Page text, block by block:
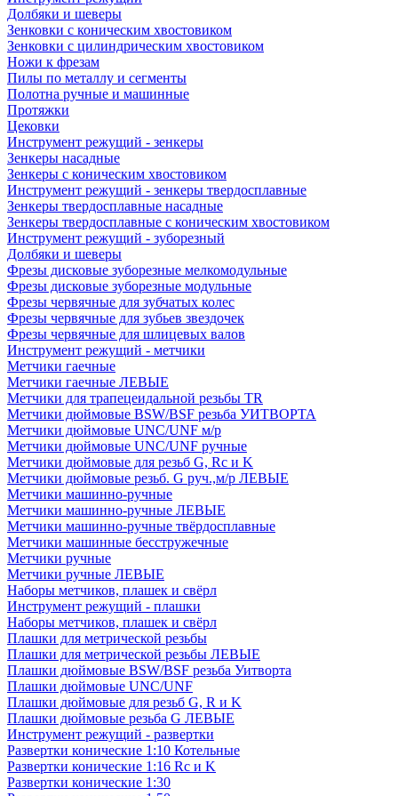
Долбяки и шеверы
Зенковки с коническим хвостовиком
Зенковки с цилиндрическим хвостовиком
Ножи к фрезам
Пилы по металлу и сегменты
Полотна ручные и машинные
Протяжки
Цековки
Инструмент режущий - зенкеры
Зенкеры насадные
Зенкеры с коническим хвостовиком
Инструмент режущий - зенкеры твердосплавные
Зенкеры твердосплавные насадные
Зенкеры твердосплавные с коническим хвостовиком
Инструмент режущий - зуборезный
Долбяки и шеверы
Фрезы дисковые зуборезные мелкомодульные
Фрезы дисковые зуборезные модульные
Фрезы червячные для зубчатых колес
Фрезы червячные для зубьев звездочек
Фрезы червячные для шлицевых валов
Инструмент режущий - метчики
Метчики гаечные
Метчики гаечные ЛЕВЫЕ
Метчики для трапецеидальной резьбы TR
Метчики дюймовые BSW/BSF резьба УИТВОРТА
Метчики дюймовые UNC/UNF м/р
Метчики дюймовые UNC/UNF ручные
Метчики дюймовые для резьб G, Rc и K
Метчики дюймовые резьб. G руч.,м/р ЛЕВЫЕ
Метчики машинно-ручные
Метчики машинно-ручные ЛЕВЫЕ
Метчики машинно-ручные твёрдосплавные
Метчики машинные бесстружечные
Метчики ручные
Метчики ручные ЛЕВЫЕ
Наборы метчиков, плашек и свёрл
Инструмент режущий - плашки
Наборы метчиков, плашек и свёрл
Плашки для метрической резьбы
Плашки для метрической резьбы ЛЕВЫЕ
Плашки дюймовые BSW/BSF резьба Уитворта
Плашки дюймовые UNC/UNF
Плашки дюймовые для резьб G, R и K
Плашки дюймовые резьба G ЛЕВЫЕ
Инструмент режущий - развертки
Развертки конические 1:10 Котельные
Развертки конические 1:16 Rc и K
Развертки конические 1:30